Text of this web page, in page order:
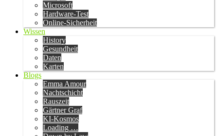
Microsoft
Hardware-Test
Online-Sicherheit
Wissen
History
Gesundheit
Daten
Karten
Blogs
Emma Amour
Nachtschicht
Rauszeit
Gärtner Graf
KI-Kosmos
Loading …